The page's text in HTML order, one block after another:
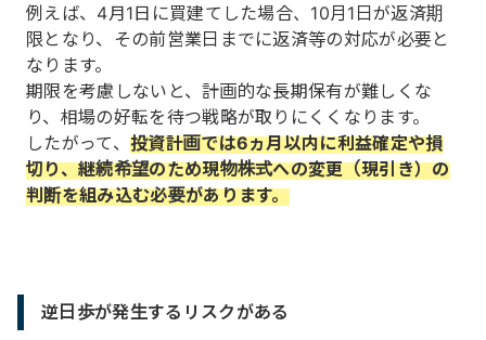
例えば、4月1日に買建てした場合、10月1日が返済期
限となり、その前営業日までに返済等の対応が必要と
なります。
期限を考慮しないと、計画的な長期保有が難しくな
り、相場の好転を待つ戦略が取りにくくなります。
したがって、 投資計画では6ヵ月以内に利益確定や損
切り、継続希望のため現物株式への変更（現引き）の
判断を組み込む必要があります。
逆日歩が発生するリスクがある